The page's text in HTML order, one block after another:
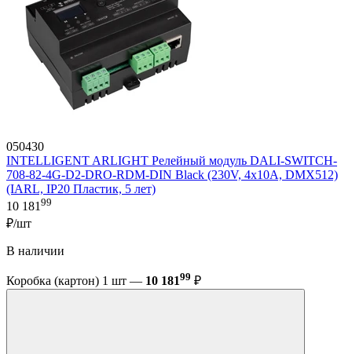
050430
INTELLIGENT ARLIGHT Релейный модуль DALI-SWITCH-
708-82-4G-D2-DRO-RDM-DIN Black (230V, 4x10A, DMX512)
(IARL, IP20 Пластик, 5 лет)
10 18199
₽/шт
В наличии
Коробка (картон) 1 шт — 10 18199 ₽